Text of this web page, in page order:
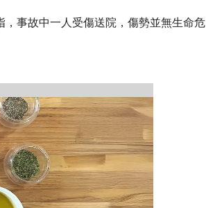
事故中一人受傷送院，傷勢並無生命危